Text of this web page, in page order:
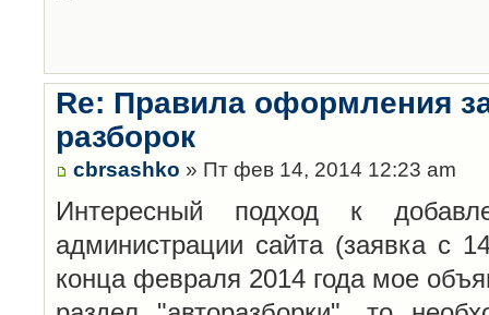
Re: Правила оформления
разборок
cbrsashko » Пт фев 14, 2014 12:23 am
Интересный подход к
администрации сайта (заявка с
конца февраля 2014 года мое